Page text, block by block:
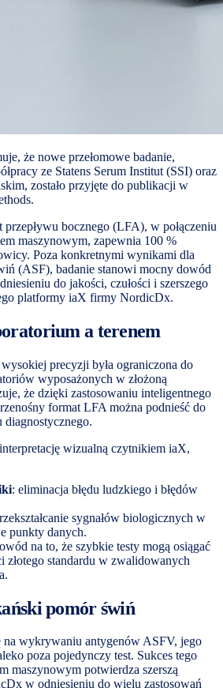
że nowe przełomowe badanie,
ze Statens Serum Institut (SSI) oraz
zostało przyjęte do publikacji w
przepływu bocznego (LFA), w połączeniu
maszynowym, zapewnia 100 %
Poza konkretnymi wynikami dla
(ASF), badanie stanowi mocny dowód
do jakości, czułości i szerszego
platformy iaX firmy NordicDx.
a terenem
precyzji była ograniczona do
wyposażonych w złożoną
że dzięki zastosowaniu inteligentnego
format LFA można podnieść do
diagnostycznego.
wizualną czytnikiem iaX,
: eliminacja błędu ludzkiego i błędów
sygnałów biologicznych w
punkty danych.
na to, że szybkie testy mogą osiągać
złotego standardu w zwalidowanych
pomór świń
na wykrywaniu antygenów ASFV, jego
poza pojedynczy test. Sukces tego
maszynowym potwierdza szerszą
w odniesieniu do wielu zastosowań